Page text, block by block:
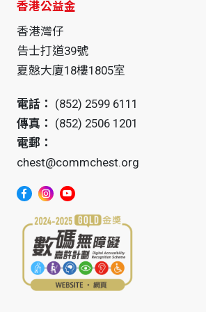
香港公益金
香港灣仔
告士打道39號
夏慤大廈18樓1805室
電話： (852) 2599 6111
傳真： (852) 2506 1201
電郵：
chest@commchest.org